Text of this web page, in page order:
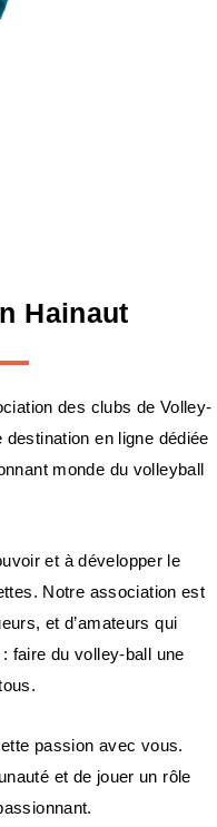
Hainaut
des clubs de Volley-
en ligne dédiée
monde du volleyball
et à développer le
Notre association est
et d’amateurs qui
faire du volley-ball une
passion avec vous.
et de jouer un rôle